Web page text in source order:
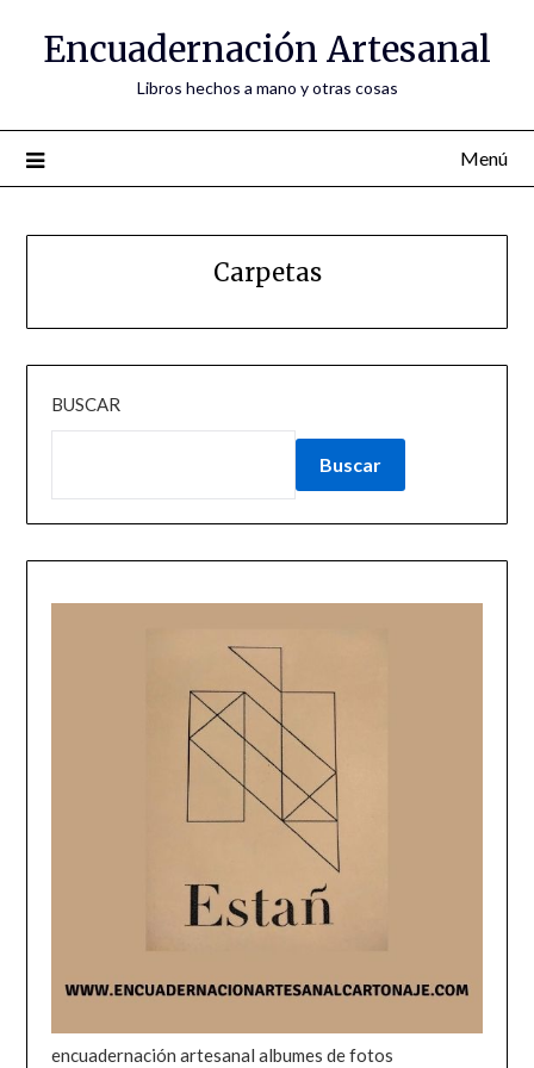
Encuadernación Artesanal
Libros hechos a mano y otras cosas
Menú
Carpetas
BUSCAR
Buscar
encuadernación artesanal albumes de fotos